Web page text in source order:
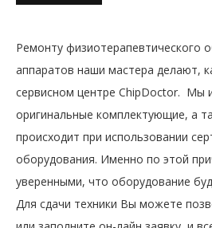
Ремонту физиотерапевтического
аппаратов наши мастера делают,
сервисном центре ChipDoctor. Мы
оригинальные комплектующие, а
происходит при использовании
оборудования. Именно по этой
уверенными, что оборудование
Для сдачи техники Вы можете